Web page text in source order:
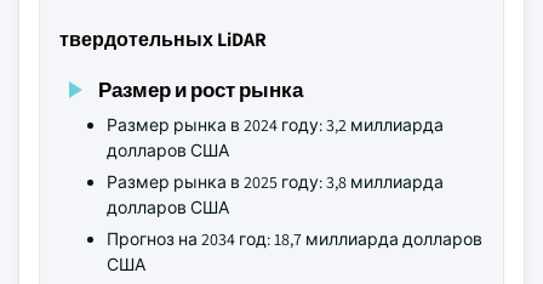
твердотельных LiDAR
Размер и рост рынка
Размер рынка в 2024 году: 3,2 миллиарда
долларов США
Размер рынка в 2025 году: 3,8 миллиарда
долларов США
Прогноз на 2034 год: 18,7 миллиарда долларов
США